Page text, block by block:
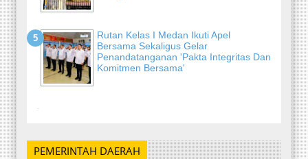
Rutan Kelas I Medan Ikuti Apel
Bersama Sekaligus Gelar
Penandatanganan 'Pakta Integritas Dan
Komitmen Bersama'
-
PEMERINTAH DAERAH